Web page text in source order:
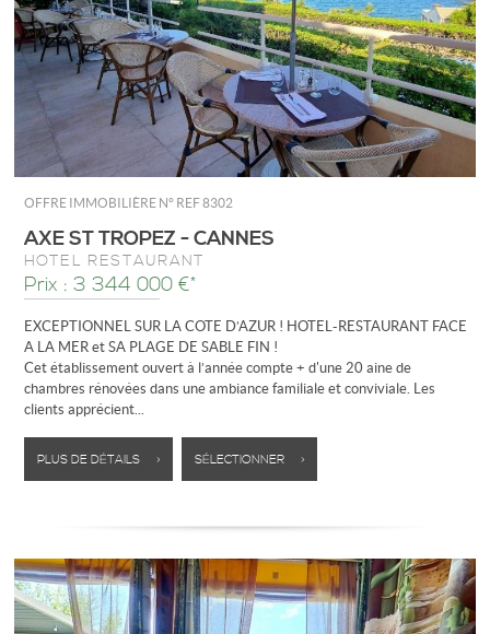
OFFRE IMMOBILIÈRE N° REF 8302
AXE ST TROPEZ - CANNES
HÔTEL RESTAURANT
Prix : 3 344 000 €*
EXCEPTIONNEL SUR LA COTE D’AZUR ! HOTEL-RESTAURANT FACE
A LA MER et SA PLAGE DE SABLE FIN !
Cet établissement ouvert à l’année compte + d'une 20 aine de
chambres rénovées dans une ambiance familiale et conviviale. Les
clients apprécient...
PLUS DE DÉTAILS > SÉLECTIONNER >